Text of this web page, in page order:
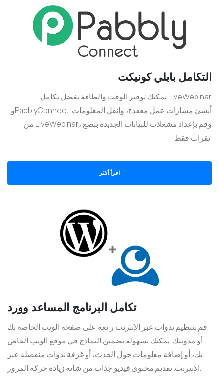
التكامل بابلي كونيكت
يمكنك توفير الوقت والطاقة بفضل تكامل LiveWebinar
وPabblyConnect. أنشئ مسارات عمل معقدة، وانقل المعلومات
من LiveWebinar، وقم بإعداد مشغلات للبيانات الجديدة ببضع
نقرات فقط.
اقرأ أكثر
تكامل البرنامج المساعد وورد
قم بتنظيم ندوات عبر الإنترنت رائعة على صفحة الويب الخاصة بك
أو مدونتك. يمكنك بسهولة تضمين النماذج في موقع الويب الخاص
بك، أو إضافة معلومات حول الحدث، أو غرفة ندوات منفصلة عبر
الإنترنت. تقديم محتوى فيديو جذاب من شأنه زيادة حركة المرور.